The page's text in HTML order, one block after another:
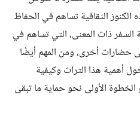
الكنوز الثقافية تساهم في الحفاظ
ذات المعنى، التي تساهم في
حضارات أخرى، ومن المهم أيضًا
أهمية هذا التراث وكيفية
الأولى نحو حماية ما تبقى